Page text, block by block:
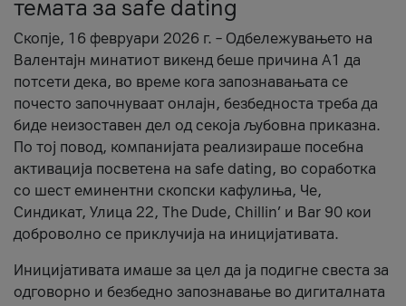
темата за safe dating
Скопје, 16 февруари 2026 г. – Одбележувањето на
Валентајн минатиот викенд беше причина А1 да
потсети дека, во време кога запознавањата се
почесто започнуваат онлајн, безбедноста треба да
биде неизоставен дел од секоја љубовна приказна.
По тој повод, компанијата реализираше посебна
активација посветена на safe dating, во соработка
со шест еминентни скопски кафулиња, Че,
Синдикат, Улица 22, The Dude, Chillin’ и Bar 90 кои
доброволно се приклучија на иницијативата.
Иницијативата имаше за цел да ја подигне свеста за
одговорно и безбедно запознавање во дигиталната